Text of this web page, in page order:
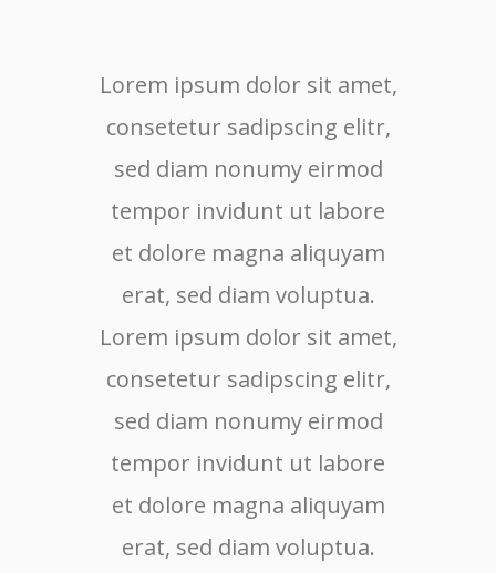
Lorem ipsum dolor sit amet,
consetetur sadipscing elitr,
sed diam nonumy eirmod
tempor invidunt ut labore
et dolore magna aliquyam
erat, sed diam voluptua.
Lorem ipsum dolor sit amet,
consetetur sadipscing elitr,
sed diam nonumy eirmod
tempor invidunt ut labore
et dolore magna aliquyam
erat, sed diam voluptua.